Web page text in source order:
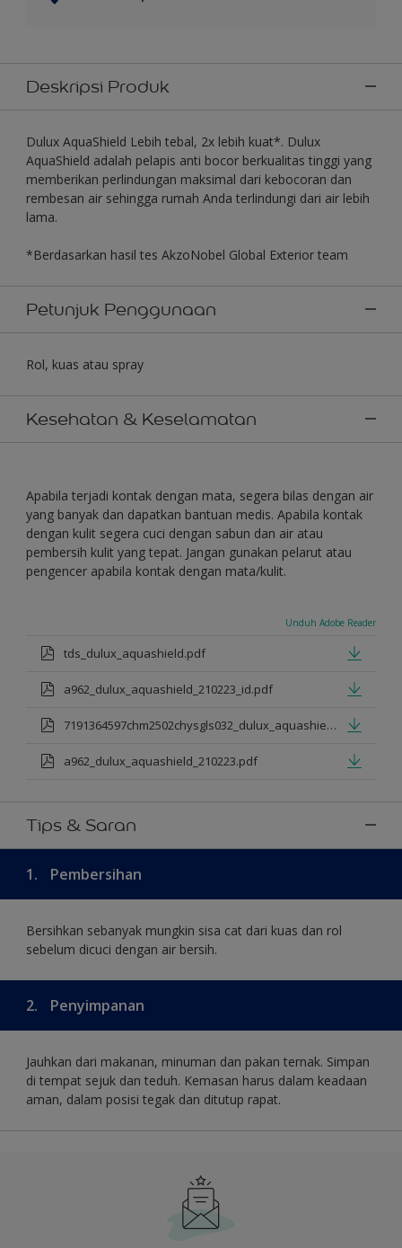
Deskripsi Produk
Dulux AquaShield Lebih tebal, 2x lebih kuat*. Dulux
AquaShield adalah pelapis anti bocor berkualitas tinggi yang
memberikan perlindungan maksimal dari kebocoran dan
rembesan air sehingga rumah Anda terlindungi dari air lebih
lama.
*Berdasarkan hasil tes AkzoNobel Global Exterior team
Petunjuk Penggunaan
Rol, kuas atau spray
Kesehatan & Keselamatan
Apabila terjadi kontak dengan mata, segera bilas dengan air
yang banyak dan dapatkan bantuan medis. Apabila kontak
dengan kulit segera cuci dengan sabun dan air atau
pembersih kulit yang tepat. Jangan gunakan pelarut atau
pengencer apabila kontak dengan mata/kulit.
Unduh Adobe Reader
tds_dulux_aquashield.pdf
a962_dulux_aquashield_210223_id.pdf
7191364597chm2502chysgls032_dulux_aquashield.pdf
a962_dulux_aquashield_210223.pdf
Tips & Saran
1. Pembersihan
Bersihkan sebanyak mungkin sisa cat dari kuas dan rol
sebelum dicuci dengan air bersih.
2. Penyimpanan
Jauhkan dari makanan, minuman dan pakan ternak. Simpan
di tempat sejuk dan teduh. Kemasan harus dalam keadaan
aman, dalam posisi tegak dan ditutup rapat.